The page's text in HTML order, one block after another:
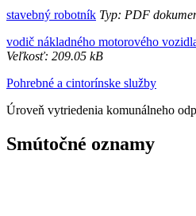
stavebný robotník Typ: PDF
vodič nákladného motorového
Veľkosť: 209.05 kB
Pohrebné a cintorínske služby
Úroveň vytriedenia komunálneho
Smútočné oznamy